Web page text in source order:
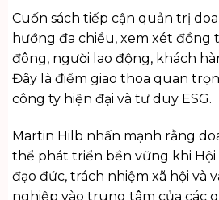
Cuốn sách tiếp cận quản trị
hướng đa chiều, xem xét đồng
đông, người lao động, khách
Đây là điểm giao thoa quan
công ty hiện đại và tư duy ESG.
Martin Hilb nhấn mạnh rằng
thể phát triển bền vững khi
đạo đức, trách nhiệm xã hội và
nghiệp vào trung tâm của các